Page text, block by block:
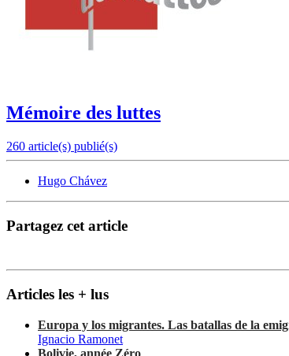
Mémoire des luttes
260 article(s) publié(s)
Hugo Chávez
Partagez cet article
Articles les + lus
Europa y los migrantes. Las batallas de la
Ignacio Ramonet
Bolivie, année Zéro